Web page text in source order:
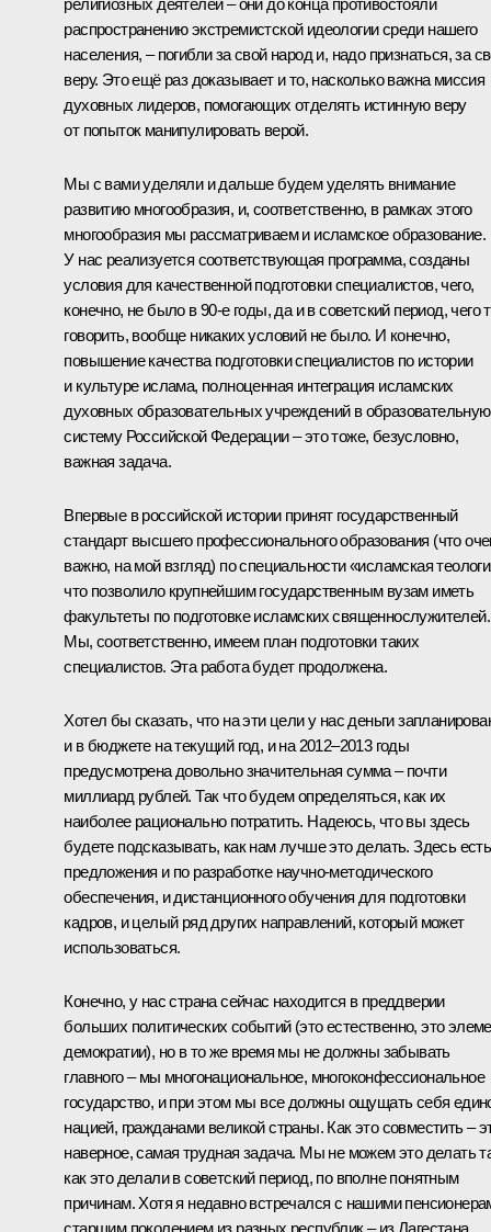
распространению экстремистской идеологии среди нашего
населения, – погибли за свой народ и, надо признаться, за
веру. Это ещё раз доказывает и то, насколько важна миссия
духовных лидеров, помогающих отделять истинную веру
от попыток манипулировать верой.
Мы с вами уделяли и дальше будем уделять внимание
развитию многообразия, и, соответственно, в рамках этого
многообразия мы рассматриваем и исламское образование.
У нас реализуется соответствующая программа, созданы
условия для качественной подготовки специалистов, чего,
конечно, не было в 90-е годы, да и в советский период, чего
говорить, вообще никаких условий не было. И конечно,
повышение качества подготовки специалистов по истории
и культуре ислама, полноценная интеграция исламских
духовных образовательных учреждений в образовательную
систему Российской Федерации – это тоже, безусловно,
важная задача.
Впервые в российской истории принят государственный
стандарт высшего профессионального образования (что
важно, на мой взгляд) по специальности «исламская
что позволило крупнейшим государственным вузам иметь
факультеты по подготовке исламских священнослужителей.
Мы, соответственно, имеем план подготовки таких
специалистов. Эта работа будет продолжена.
Хотел бы сказать, что на эти цели у нас деньги
и в бюджете на текущий год, и на 2012–2013 годы
предусмотрена довольно значительная сумма – почти
миллиард рублей. Так что будем определяться, как их
наиболее рационально потратить. Надеюсь, что вы здесь
будете подсказывать, как нам лучше это делать. Здесь есть
предложения и по разработке научно-методического
обеспечения, и дистанционного обучения для подготовки
кадров, и целый ряд других направлений, который может
использоваться.
Конечно, у нас страна сейчас находится в преддверии
больших политических событий (это естественно, это
демократии), но в то же время мы не должны забывать
главного – мы многонациональное, многоконфессиональное
государство, и при этом мы все должны ощущать себя
нацией, гражданами великой страны. Как это совместить –
наверное, самая трудная задача. Мы не можем это делать
как это делали в советский период, по вполне понятным
причинам. Хотя я недавно встречался с нашими
старшим поколением из разных республик – из Дагестана,